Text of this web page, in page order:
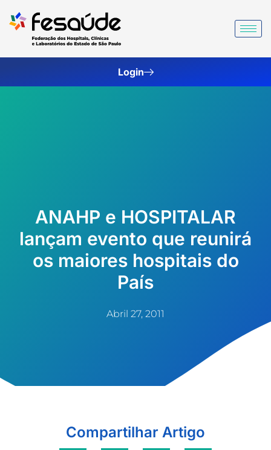
para
Login
ANAHP e HOSPITALAR
lançam evento que reunirá
os maiores hospitais do
País
Abril 27, 2011
Compartilhar Artigo